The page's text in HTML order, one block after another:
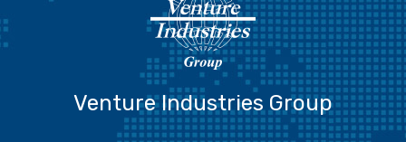
Venture Industries Group